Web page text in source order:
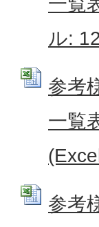
ル:
参考
一覧
参考